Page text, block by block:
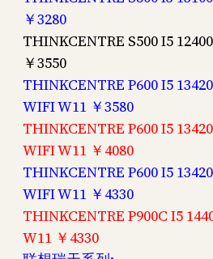
￥3280
THINKCENTRE S500 I5
￥3550
THINKCENTRE P600 I5
WIFI W11 ￥3580
THINKCENTRE P600 I5
WIFI W11 ￥4080
THINKCENTRE P600 I5
WIFI W11 ￥4330
THINKCENTRE P900C I5
W11 ￥4330